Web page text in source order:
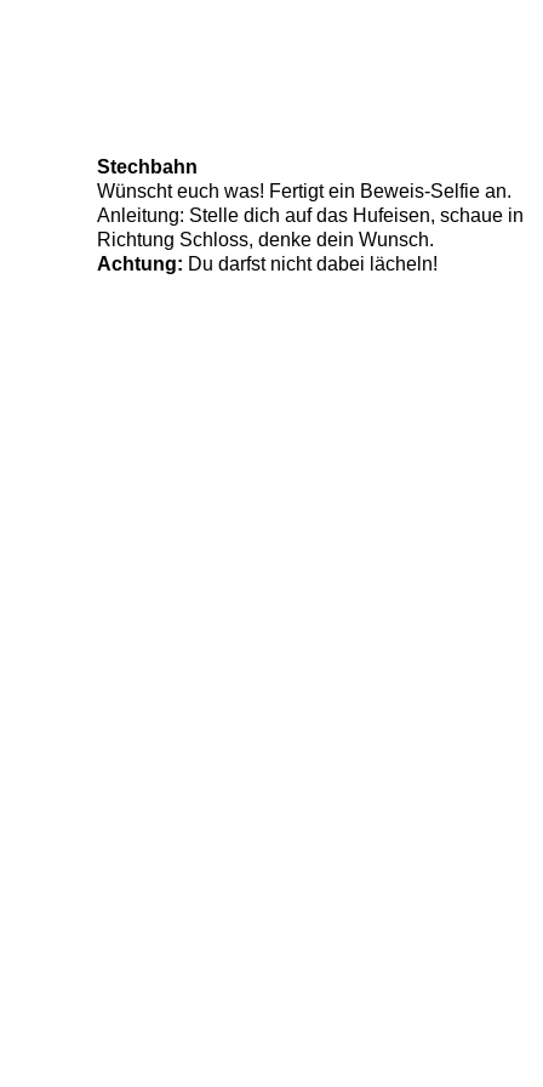
Stechbahn
Wünscht euch was! Fertigt ein Beweis-Selfie an.
Anleitung: Stelle dich auf das Hufeisen, schaue in
Richtung Schloss, denke dein Wunsch.
Achtung: Du darfst nicht dabei lächeln!